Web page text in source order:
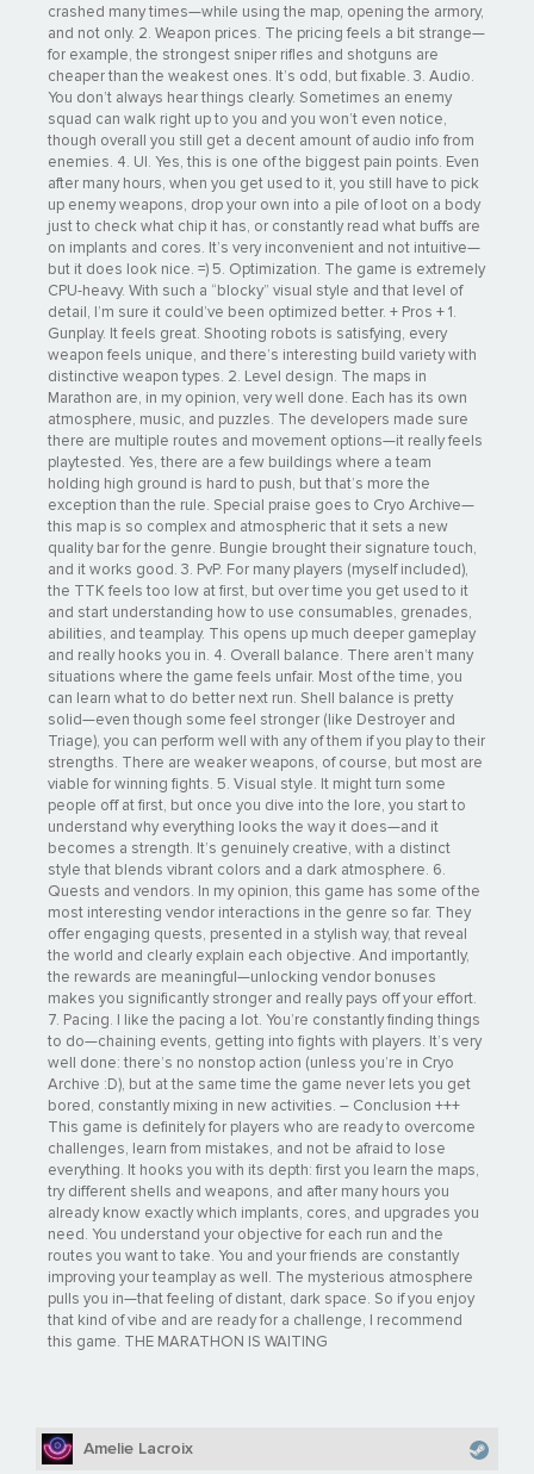
Никто не знает, что случилось сто лет назад, когда
экспедиция «Марафон» перестала выходить на связь. Вы
проникли на территорию, контролируемую ОКСЗ, и получили
уникальную возможность восстановить историю
произошедшего. Углубитесь в недра колонии и откройте
мрачные тайны прошлого Тау Кита.
СМЕРТЬ НАД ГОЛОВОЙ
Собирайте свой самый сильный билд и отправляйтесь на
первую палубу корабля ОКСЗ «Марафон», в Криоархив.
Чтобы распечатать замороженные хранилища и вынести из
них артефакты, вам придется взломать системы
безопасности, решив головоломки рейдовой сложности. В
каждом тесном коридоре вас будут поджидать вооруженные
до зубов вражеские отряды, преследующие ту же цель.
Пробейтесь в седьмое хранилище, чтобы сразиться с
сущностью, которая внушает ужас даже ОКСЗ.
crashed many times—while using the map, opening the armory,
and not only. 2. Weapon prices. The pricing feels a bit strange—
for example, the strongest sniper rifles and shotguns are
cheaper than the weakest ones. It’s odd, but fixable. 3. Audio.
You don’t always hear things clearly. Sometimes an enemy
squad can walk right up to you and you won’t even notice,
though overall you still get a decent amount of audio info from
enemies. 4. UI. Yes, this is one of the biggest pain points. Even
after many hours, when you get used to it, you still have to pick
up enemy weapons, drop your own into a pile of loot on a body
just to check what chip it has, or constantly read what buffs are
on implants and cores. It’s very inconvenient and not intuitive—
but it does look nice. =) 5. Optimization. The game is extremely
CPU-heavy. With such a “blocky” visual style and that level of
detail, I’m sure it could’ve been optimized better. + Pros + 1.
Gunplay. It feels great. Shooting robots is satisfying, every
weapon feels unique, and there’s interesting build variety with
distinctive weapon types. 2. Level design. The maps in
Marathon are, in my opinion, very well done. Each has its own
atmosphere, music, and puzzles. The developers made sure
there are multiple routes and movement options—it really feels
playtested. Yes, there are a few buildings where a team
holding high ground is hard to push, but that’s more the
exception than the rule. Special praise goes to Cryo Archive—
this map is so complex and atmospheric that it sets a new
quality bar for the genre. Bungie brought their signature touch,
and it works good. 3. PvP. For many players (myself included),
the TTK feels too low at first, but over time you get used to it
and start understanding how to use consumables, grenades,
abilities, and teamplay. This opens up much deeper gameplay
and really hooks you in. 4. Overall balance. There aren’t many
situations where the game feels unfair. Most of the time, you
can learn what to do better next run. Shell balance is pretty
solid—even though some feel stronger (like Destroyer and
Triage), you can perform well with any of them if you play to their
strengths. There are weaker weapons, of course, but most are
viable for winning fights. 5. Visual style. It might turn some
people off at first, but once you dive into the lore, you start to
understand why everything looks the way it does—and it
becomes a strength. It’s genuinely creative, with a distinct
style that blends vibrant colors and a dark atmosphere. 6.
Quests and vendors. In my opinion, this game has some of the
most interesting vendor interactions in the genre so far. They
offer engaging quests, presented in a stylish way, that reveal
the world and clearly explain each objective. And importantly,
the rewards are meaningful—unlocking vendor bonuses
makes you significantly stronger and really pays off your effort.
7. Pacing. I like the pacing a lot. You’re constantly finding things
to do—chaining events, getting into fights with players. It’s very
well done: there’s no nonstop action (unless you’re in Cryo
Archive :D), but at the same time the game never lets you get
bored, constantly mixing in new activities. – Conclusion +++
This game is definitely for players who are ready to overcome
challenges, learn from mistakes, and not be afraid to lose
everything. It hooks you with its depth: first you learn the maps,
try different shells and weapons, and after many hours you
already know exactly which implants, cores, and upgrades you
need. You understand your objective for each run and the
routes you want to take. You and your friends are constantly
improving your teamplay as well. The mysterious atmosphere
pulls you in—that feeling of distant, dark space. So if you enjoy
that kind of vibe and are ready for a challenge, I recommend
this game. THE MARATHON IS WAITING
Amelie Lacroix